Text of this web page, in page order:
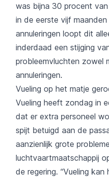
was bijna 30 procent
in de eerste vijf
annuleringen loopt dit
inderdaad een stijging
probleemvluchten zowel
annuleringen.
Vueling op het matje
Vueling heeft zondag in
dat er extra personeel
spijt betuigd aan de
aanzienlijk grote
luchtvaartmaatschappij
de regering. “Vueling